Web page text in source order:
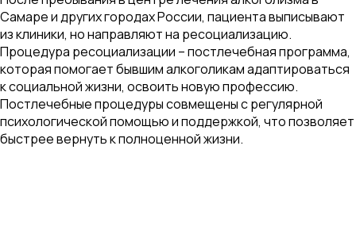
Самаре и других городах России, пациента выписывают
из клиники, но направляют на ресоциализацию.
Процедура ресоциализации – постлечебная программа,
которая помогает бывшим алкоголикам адаптироваться
к социальной жизни, освоить новую профессию.
Постлечебные процедуры совмещены с регулярной
психологической помощью и поддержкой, что позволяет
быстрее вернуть к полноценной жизни.